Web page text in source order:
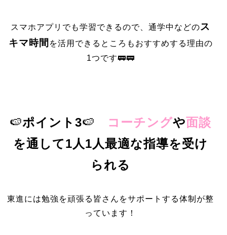
スマホアプリでも学習できるので、通学中などのス
キマ時間 を活用できるところもおすすめする理由の
1つです🚃🚃
🍉ポイント3🍉 コーチングや面談
を通して1人1人最適な指導を受け
られる
東進には勉強を頑張る皆さんをサポートする体制が整
っています！